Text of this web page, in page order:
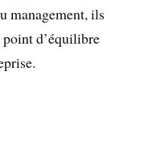
management, ils
point d’équilibre